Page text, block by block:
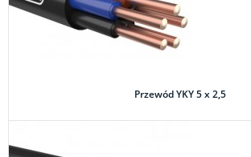
Przewód YKY 5 x 2,5